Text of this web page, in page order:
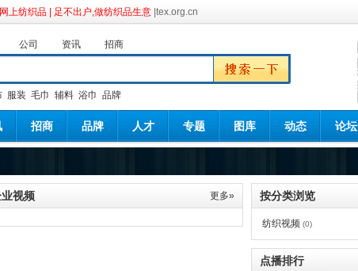
网上纺织品 | 足不出户,做纺织品生意 |tex.org.cn
公司 资讯 招商
服装 毛巾 辅料 浴巾 品牌
招商 品牌 人才 专题 图库 动态 论坛
更多»
视频 按分类浏览
纺织视频 (0)
点播排行